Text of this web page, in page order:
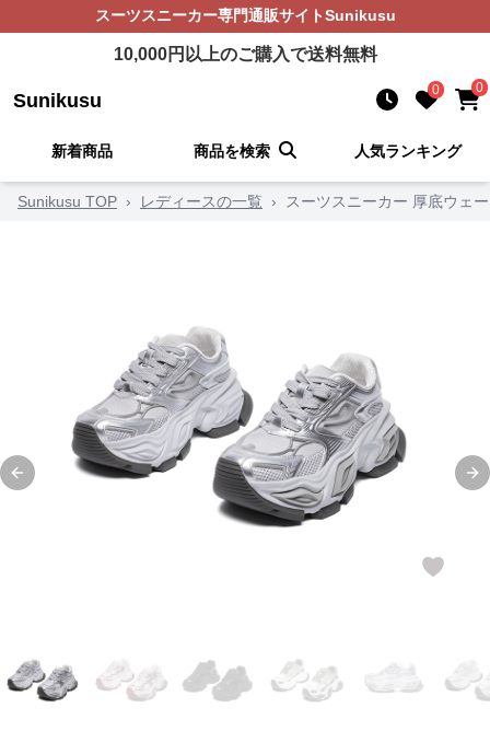
スーツスニーカー専門通販サイトSunikusu
10,000円以上のご購入で送料無料
Sunikusu 0 0
新着商品 商品を検索 人気ランキング
Sunikusu TOP › レディースの一覧 › スーツスニーカー 厚底ウェ
Previous slide